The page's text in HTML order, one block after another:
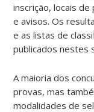
inscrição, locais
e avisos. Os
e as listas de
publicados nestes
A maioria dos
provas, mas
modalidades de